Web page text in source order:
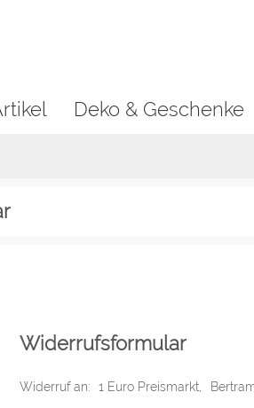
Deko & Geschenke
Widerrufsformular
Widerruf an: 1 Euro Preismarkt,